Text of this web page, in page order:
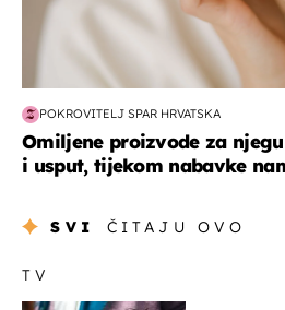
POKROVITELJ SPAR HRVATSKA
Omiljene proizvode za
i usput, tijekom nabavke
SVI ČITAJU OVO
TV